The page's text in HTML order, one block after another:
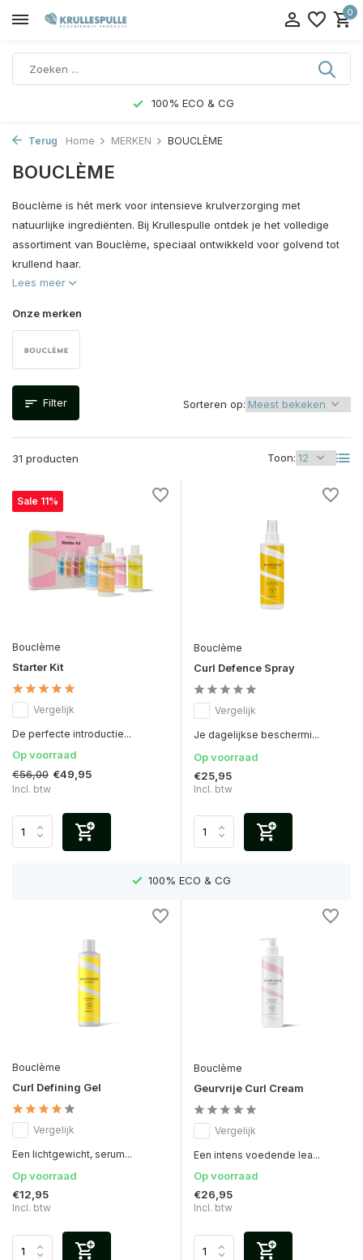
0
100% ECO & CG
Terug Home MERKEN BOUCLÈME
BOUCLÈME
Bouclème is hét merk voor intensieve krulverzorging met
natuurlijke ingrediënten. Bij Krullespulle ontdek je het volledige
assortiment van Bouclème, speciaal ontwikkeld voor golvend tot
krullend haar.
Lees meer
Onze merken
Filter
31 producten Toon:
Sorteren op:
Sale 11%
Bouclème
Starter Kit
Vergelijk
De perfecte introductie...
Op voorraad
€56,00 €49,95
Incl. btw
Bouclème
Curl Defence Spray
Vergelijk
Je dagelijkse beschermi...
Op voorraad
€25,95
Incl. btw
100% ECO & CG
Bouclème
Curl Defining Gel
Vergelijk
Een lichtgewicht, serum...
Op voorraad
€12,95
Incl. btw
Bouclème
Geurvrije Curl Cream
Vergelijk
Een intens voedende lea...
Op voorraad
€26,95
Incl. btw